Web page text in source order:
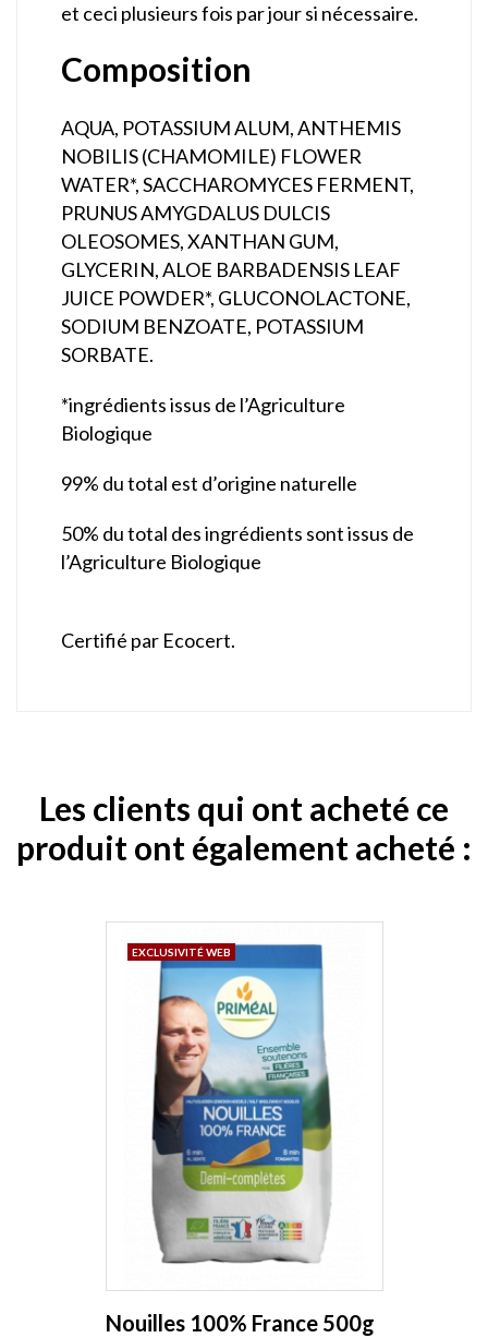
et ceci plusieurs fois par jour si nécessaire.
Composition
AQUA, POTASSIUM ALUM, ANTHEMIS
NOBILIS (CHAMOMILE) FLOWER
WATER*, SACCHAROMYCES FERMENT,
PRUNUS AMYGDALUS DULCIS
OLEOSOMES, XANTHAN GUM,
GLYCERIN, ALOE BARBADENSIS LEAF
JUICE POWDER*, GLUCONOLACTONE,
SODIUM BENZOATE, POTASSIUM
SORBATE.
*ingrédients issus de l’Agriculture
Biologique
99% du total est d’origine naturelle
50% du total des ingrédients sont issus de
l’Agriculture Biologique
Certifié par Ecocert.
Les clients qui ont acheté ce
produit ont également acheté :
Nouilles 100% France 500g
EXCLUSIVITÉ WEB